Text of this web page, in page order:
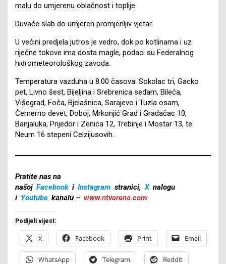
malu do umjerenu oblačnost i toplije.
Duvaće slab do umjeren promjenljiv vjetar.
U većini predjela jutros je vedro, dok po kotlinama i uz
riječne tokove ima dosta magle, podaci su Federalnog
hidrometeorološkog zavoda.
Temperatura vazduha u 8.00 časova: Sokolac tri, Gacko
pet, Livno šest, Bijeljina i Srebrenica sedam, Bileća,
Višegrad, Foča, Bjelašnica, Sarajevo i Tuzla osam,
Čemerno devet, Doboj, Mrkonjić Grad i Gradačac 10,
Banjaluka, Prijedor i Zenica 12, Trebinje i Mostar 13, te
Neum 16 stepeni Celzijusovih.
Pratite nas na
našoj Facebook i Instagram stranici, X nalogu
i Youtube kanalu – www.ntvarena.com
Podijeli vijest:
X Facebook Print Email
WhatsApp Telegram Reddit